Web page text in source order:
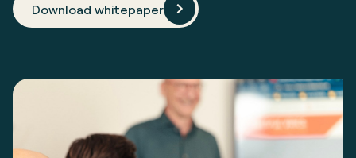
Download whitepaper